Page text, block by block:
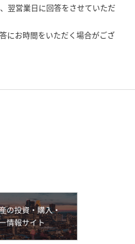
翌営業日に回答をさせていただ
にお時間をいただく場合がござ